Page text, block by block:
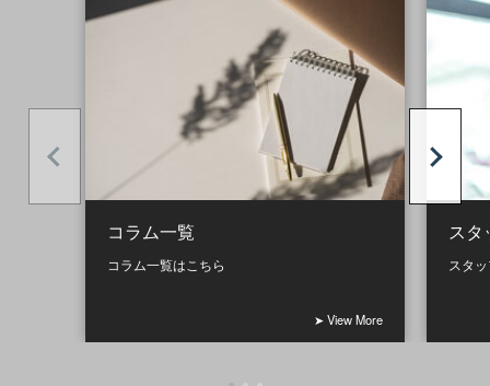
コラム一覧
コラム一覧はこちら
➤ View More
スタ
スタ